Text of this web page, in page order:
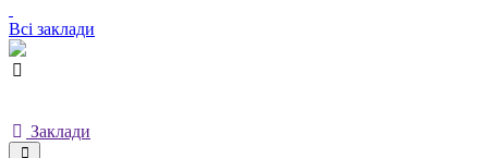
Всі заклади
Заклади